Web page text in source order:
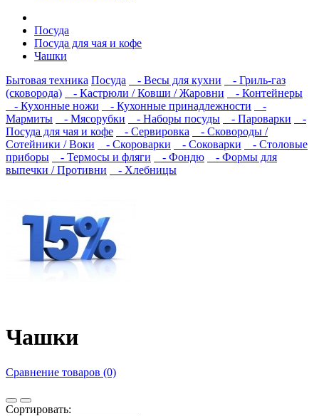
Посуда
Посуда для чая и кофе
Чашки
Бытовая техника Посуда - Весы для кухни
- Гриль-газ
(сковорода)
- Кастрюли / Ковши / Жаровни
- Контейнеры
- Кухонные ножи
- Кухонные принадлежности
-
Мармиты
- Мясорубки - Наборы посуды - Пароварки
-
Посуда для чая и кофе
- Сервировка
- Сковороды /
Сотейники / Воки
- Скороварки - Соковарки
- Столовые
приборы
- Термосы и фляги - Фондю
- Формы для
выпечки / Противни
- Хлебницы
Чашки
Сравнение товаров (0)
Сортировать: